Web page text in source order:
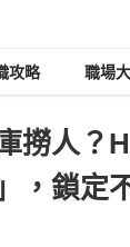
攻略 職場
撈人？
，鎖定